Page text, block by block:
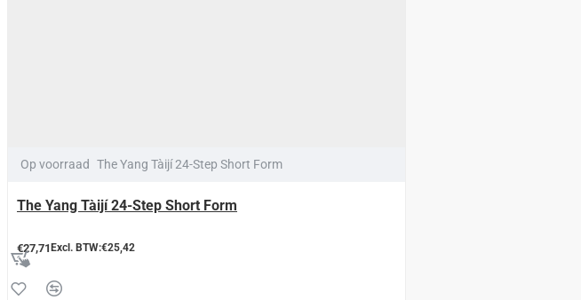
Op voorraad The Yang Tàijí 24-Step Short Form
The Yang Tàijí 24-Step Short Form
€27,71 Excl. BTW:€25,42